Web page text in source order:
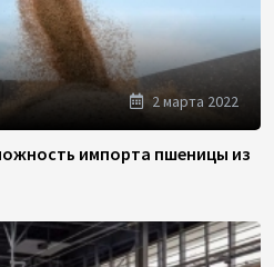
2 марта 2022
импорта пшеницы из